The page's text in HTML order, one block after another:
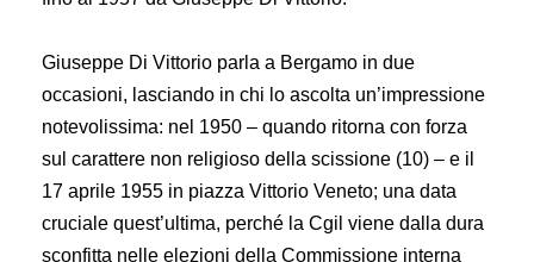
Giuseppe Di Vittorio parla a Bergamo in due
occasioni, lasciando in chi lo ascolta un’impressione
notevolissima: nel 1950 – quando ritorna con forza
sul carattere non religioso della scissione (10) – e il
17 aprile 1955 in piazza Vittorio Veneto; una data
cruciale quest’ultima, perché la Cgil viene dalla dura
sconfitta nelle elezioni della Commissione interna